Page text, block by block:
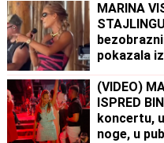
MARINA
pokazala
sevnulo i
(Foto)
(VIDEO)
ISPRED
koncertu,
noge, u